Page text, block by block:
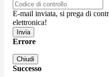
E-mail inviata, si prega di
elettronica!
Errore
Chiudi
Successo